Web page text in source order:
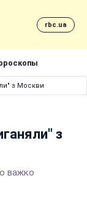
rbc.ua
з Москви
з
важко